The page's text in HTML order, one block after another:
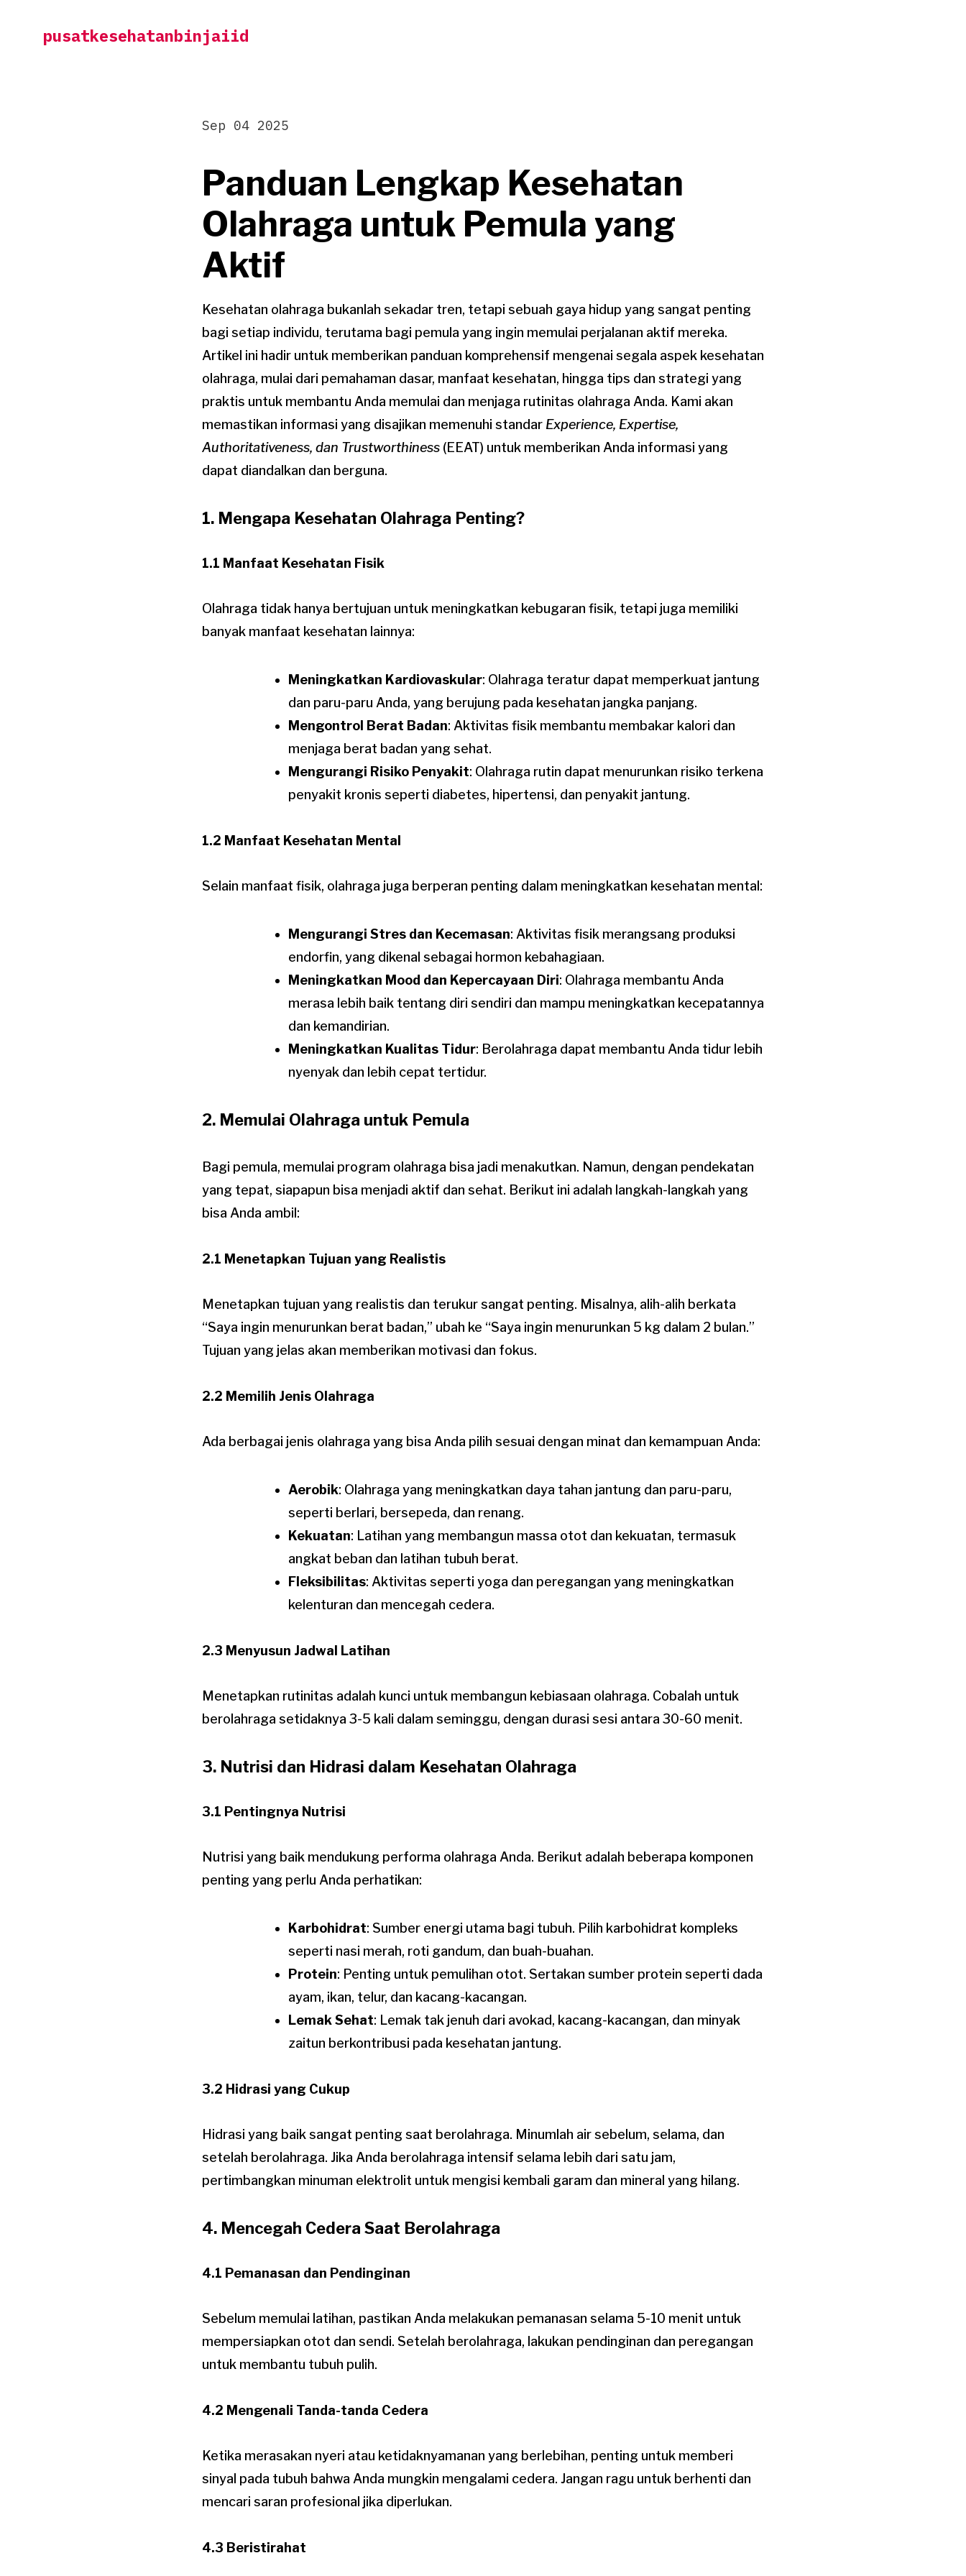
pusatkesehatanbinjaiid
Panduan Lengkap Kesehatan
Olahraga untuk Pemula yang
Aktif
Sep 04 2025
Kesehatan olahraga bukanlah sekadar tren, tetapi sebuah gaya hidup yang sangat penting
bagi setiap individu, terutama bagi pemula yang ingin memulai perjalanan aktif mereka.
Artikel ini hadir untuk memberikan panduan komprehensif mengenai segala aspek kesehatan
olahraga, mulai dari pemahaman dasar, manfaat kesehatan, hingga tips dan strategi yang
praktis untuk membantu Anda memulai dan menjaga rutinitas olahraga Anda. Kami akan
memastikan informasi yang disajikan memenuhi standar Experience, Expertise,
Authoritativeness, dan Trustworthiness (EEAT) untuk memberikan Anda informasi yang
dapat diandalkan dan berguna.
1. Mengapa Kesehatan Olahraga Penting?
1.1 Manfaat Kesehatan Fisik
Olahraga tidak hanya bertujuan untuk meningkatkan kebugaran fisik, tetapi juga memiliki
banyak manfaat kesehatan lainnya:
Meningkatkan Kardiovaskular: Olahraga teratur dapat memperkuat jantung
dan paru-paru Anda, yang berujung pada kesehatan jangka panjang.
Mengontrol Berat Badan: Aktivitas fisik membantu membakar kalori dan
menjaga berat badan yang sehat.
Mengurangi Risiko Penyakit: Olahraga rutin dapat menurunkan risiko terkena
penyakit kronis seperti diabetes, hipertensi, dan penyakit jantung.
1.2 Manfaat Kesehatan Mental
Selain manfaat fisik, olahraga juga berperan penting dalam meningkatkan kesehatan mental:
Mengurangi Stres dan Kecemasan: Aktivitas fisik merangsang produksi
endorfin, yang dikenal sebagai hormon kebahagiaan.
Meningkatkan Mood dan Kepercayaan Diri: Olahraga membantu Anda
merasa lebih baik tentang diri sendiri dan mampu meningkatkan kecepatannya
dan kemandirian.
Meningkatkan Kualitas Tidur: Berolahraga dapat membantu Anda tidur lebih
nyenyak dan lebih cepat tertidur.
2. Memulai Olahraga untuk Pemula
Bagi pemula, memulai program olahraga bisa jadi menakutkan. Namun, dengan pendekatan
yang tepat, siapapun bisa menjadi aktif dan sehat. Berikut ini adalah langkah-langkah yang
bisa Anda ambil:
2.1 Menetapkan Tujuan yang Realistis
Menetapkan tujuan yang realistis dan terukur sangat penting. Misalnya, alih-alih berkata
“Saya ingin menurunkan berat badan,” ubah ke “Saya ingin menurunkan 5 kg dalam 2 bulan.”
Tujuan yang jelas akan memberikan motivasi dan fokus.
2.2 Memilih Jenis Olahraga
Ada berbagai jenis olahraga yang bisa Anda pilih sesuai dengan minat dan kemampuan Anda:
Aerobik: Olahraga yang meningkatkan daya tahan jantung dan paru-paru,
seperti berlari, bersepeda, dan renang.
Kekuatan: Latihan yang membangun massa otot dan kekuatan, termasuk
angkat beban dan latihan tubuh berat.
Fleksibilitas: Aktivitas seperti yoga dan peregangan yang meningkatkan
kelenturan dan mencegah cedera.
2.3 Menyusun Jadwal Latihan
Menetapkan rutinitas adalah kunci untuk membangun kebiasaan olahraga. Cobalah untuk
berolahraga setidaknya 3-5 kali dalam seminggu, dengan durasi sesi antara 30-60 menit.
3. Nutrisi dan Hidrasi dalam Kesehatan Olahraga
3.1 Pentingnya Nutrisi
Nutrisi yang baik mendukung performa olahraga Anda. Berikut adalah beberapa komponen
penting yang perlu Anda perhatikan:
Karbohidrat: Sumber energi utama bagi tubuh. Pilih karbohidrat kompleks
seperti nasi merah, roti gandum, dan buah-buahan.
Protein: Penting untuk pemulihan otot. Sertakan sumber protein seperti dada
ayam, ikan, telur, dan kacang-kacangan.
Lemak Sehat: Lemak tak jenuh dari avokad, kacang-kacangan, dan minyak
zaitun berkontribusi pada kesehatan jantung.
3.2 Hidrasi yang Cukup
Hidrasi yang baik sangat penting saat berolahraga. Minumlah air sebelum, selama, dan
setelah berolahraga. Jika Anda berolahraga intensif selama lebih dari satu jam,
pertimbangkan minuman elektrolit untuk mengisi kembali garam dan mineral yang hilang.
4. Mencegah Cedera Saat Berolahraga
4.1 Pemanasan dan Pendinginan
Sebelum memulai latihan, pastikan Anda melakukan pemanasan selama 5-10 menit untuk
mempersiapkan otot dan sendi. Setelah berolahraga, lakukan pendinginan dan peregangan
untuk membantu tubuh pulih.
4.2 Mengenali Tanda-tanda Cedera
Ketika merasakan nyeri atau ketidaknyamanan yang berlebihan, penting untuk memberi
sinyal pada tubuh bahwa Anda mungkin mengalami cedera. Jangan ragu untuk berhenti dan
mencari saran profesional jika diperlukan.
4.3 Beristirahat